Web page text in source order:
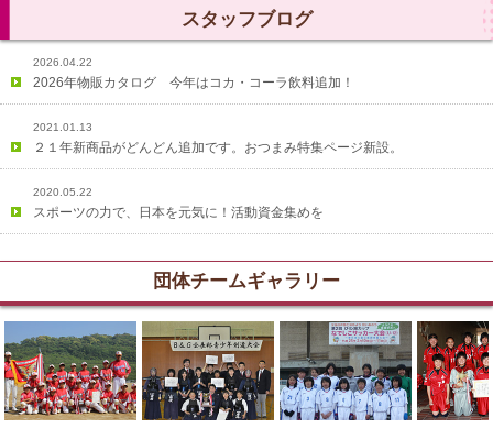
スタッフブログ
団体チームギャラリー